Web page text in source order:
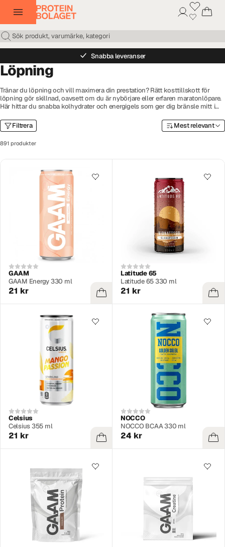
Snabba leveranser
Löpning
Tränar du löpning och vill maximera din prestation? Rätt kosttillskott för
löpning gör skillnad, oavsett om du är nybörjare eller erfaren maratonlöpare.
Här hittar du snabba kolhydrater och energigels som ger dig bränsle mitt i
optimal, och vassleprotein som snabbar på återhämtningen efter hårda pass.
Komplettera med energirika bars som löparsnacks och näringsrik gröt som
snabbare.
Filtrera
891 produkter
Mest relevant
GAAM
GAAM Energy 330 ml
21 kr
Latitude 65
Latitude 65 330 ml
21 kr
Celsius
Celsius 355 ml
21 kr
NOCCO
NOCCO BCAA 330 ml
24 kr